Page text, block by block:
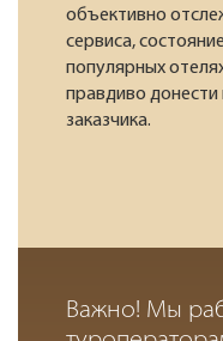
объективно
сервиса,
популярных
правдиво
заказчика.
Важно! Мы